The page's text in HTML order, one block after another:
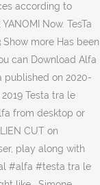
according to
Now. TesTa
Show more Has been
can Download Alfa
published on 2020-
Testa tra le
from desktop or
CUT on
play along with
#alfa #testa tra le